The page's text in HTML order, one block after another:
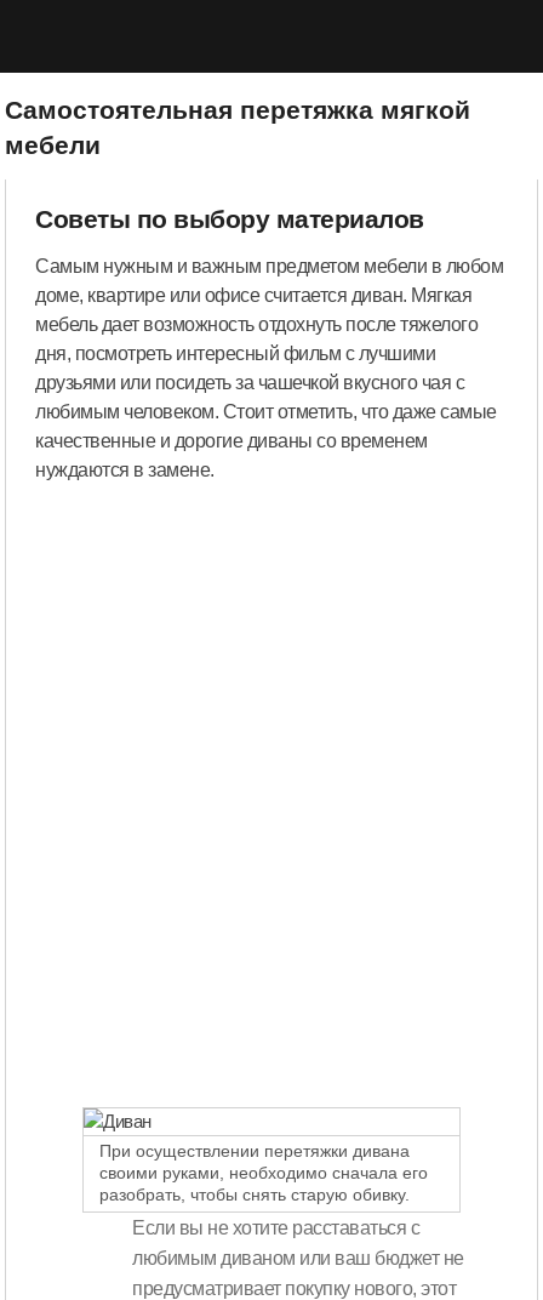
Самостоятельная перетяжка мягкой
мебели
Советы по выбору материалов
Самым нужным и важным предметом мебели в любом
доме, квартире или офисе считается диван. Мягкая
мебель дает возможность отдохнуть после тяжелого
дня, посмотреть интересный фильм с лучшими
друзьями или посидеть за чашечкой вкусного чая с
любимым человеком. Стоит отметить, что даже самые
качественные и дорогие диваны со временем
нуждаются в замене.
При осуществлении перетяжки дивана
своими руками, необходимо сначала его
разобрать, чтобы снять старую обивку.
Если вы не хотите расставаться с
любимым диваном или ваш бюджет не
предусматривает покупку нового, этот